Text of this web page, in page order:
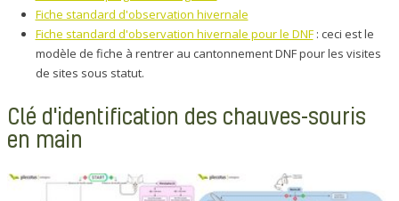
Fiche standard d'observation hivernale
Fiche standard d'observation hivernale pour le DNF: ceci est le
modèle de fiche à rentrer au cantonnement DNF pour les visites
de sites sous statut.
Clé d'identification des chauves-souris
en main